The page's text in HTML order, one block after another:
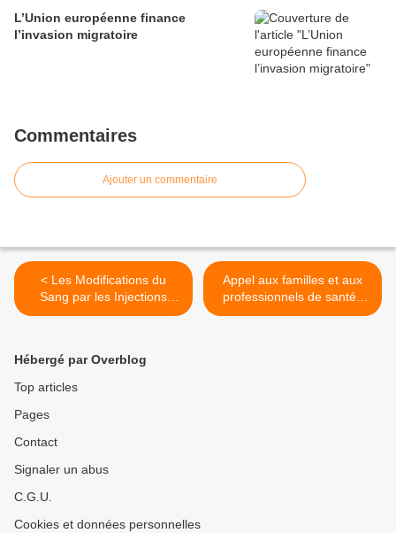
L’Union européenne finance
l’invasion migratoire
Commentaires
Ajouter un commentaire
< Les Modifications du
Sang par les Injections
Diaboliques
Appel aux familles et aux
professionnels de santé :
protégeons nos enfants >
Hébergé par Overblog
Top articles
Pages
Contact
Signaler un abus
C.G.U.
Cookies et données personnelles